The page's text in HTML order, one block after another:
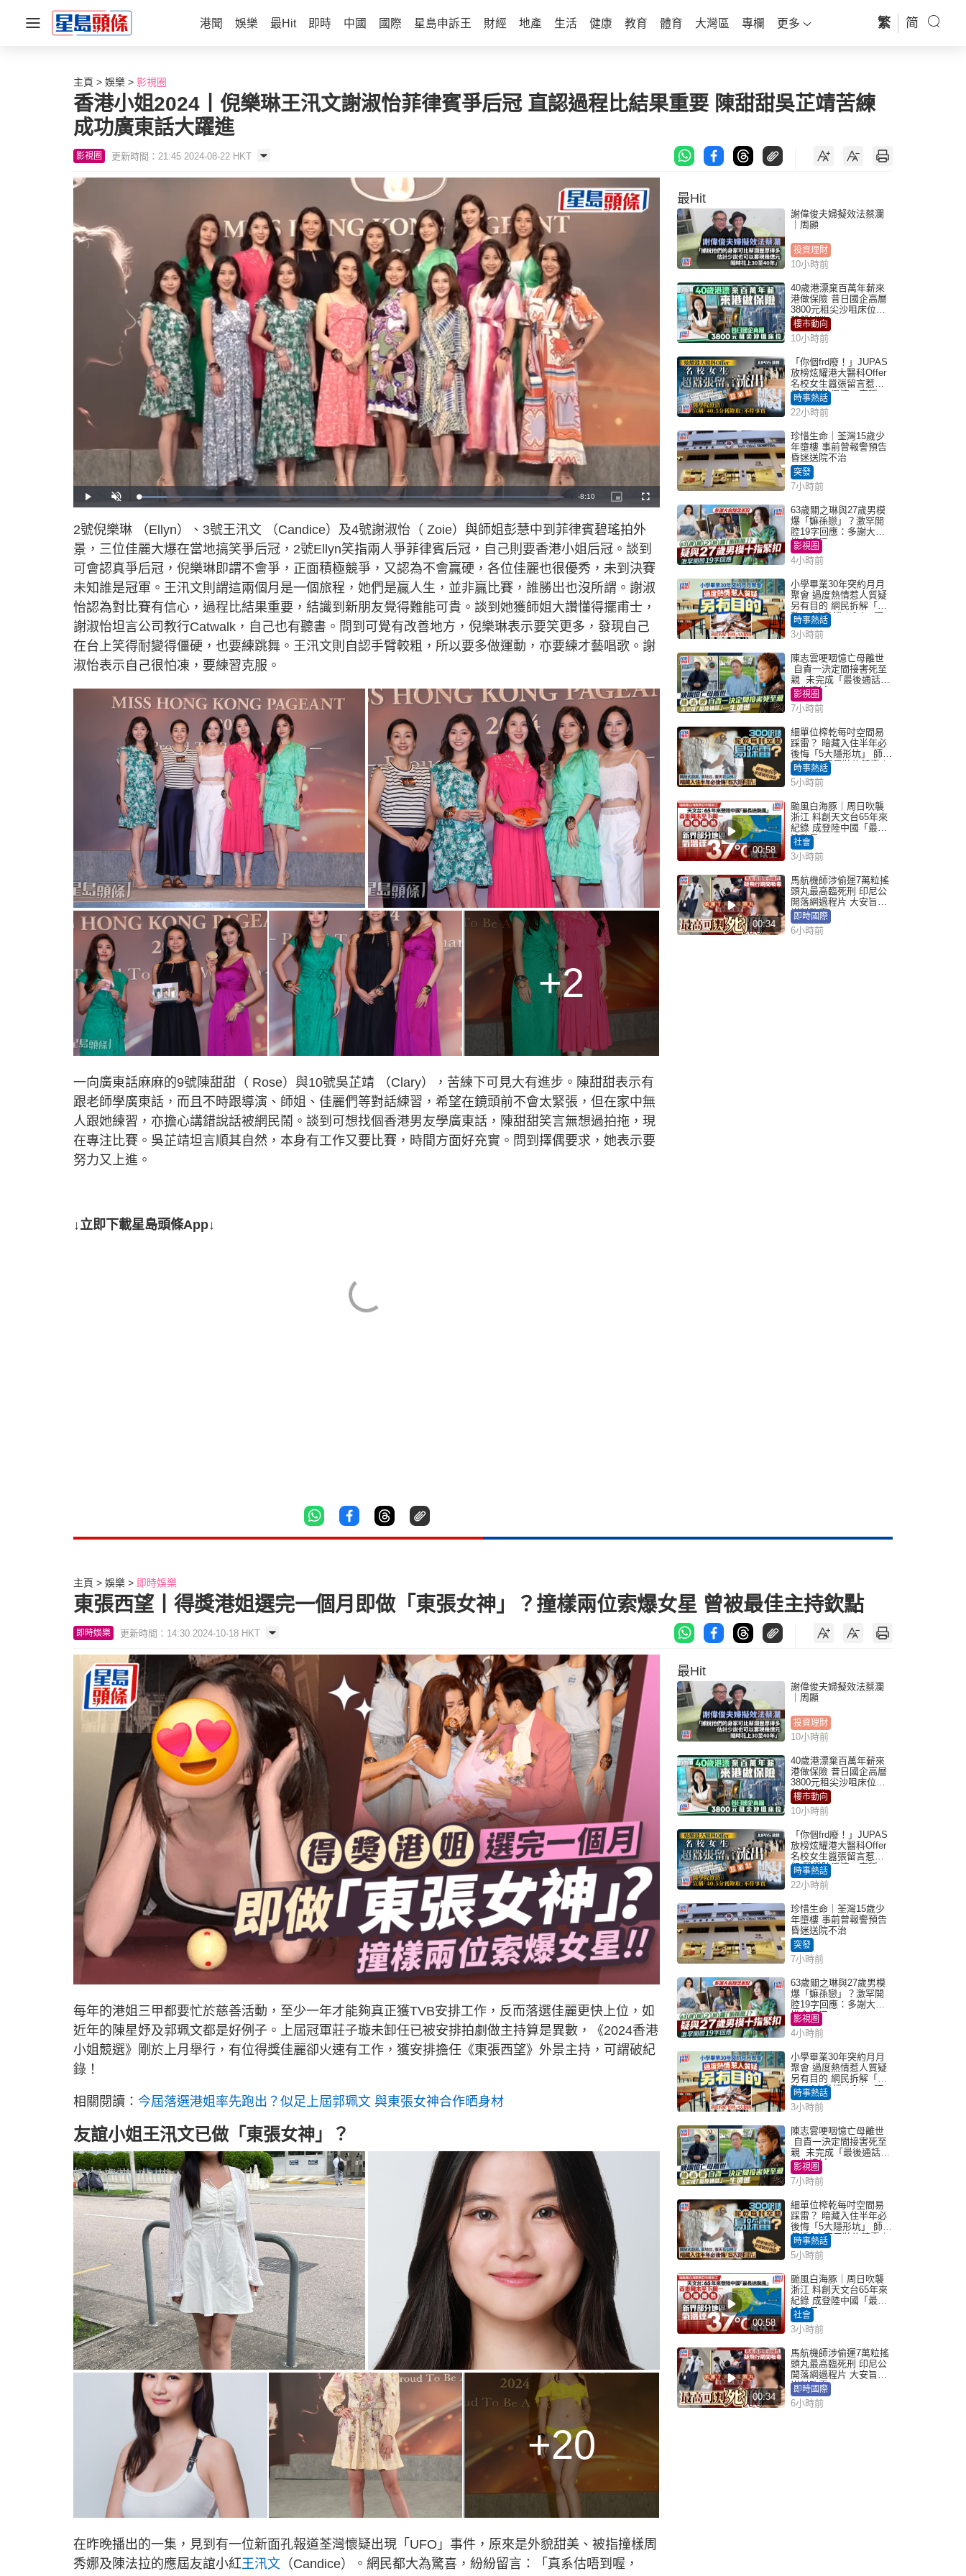
港聞 娛樂 最Hit 即時 中國 國際 星島申訴王 財經 地產 生活 健康 教育 體育 大灣區 專欄 更多 繁 简
主頁 娛樂 影視圈
香港小姐2024丨倪樂琳王汛文謝淑怡菲律賓爭后冠 直認過程比結果重要 陳甜甜吳芷靖苦練
成功廣東話大躍進
影視圈 更新時間：21:45 2024-08-22 HKT
P
l
y
U
n
u
t
e
L
o
e
d
6
.
8
2
R
a
i
n
i
n
T
i
m
e
-8:10
P
i
u
r
-
n
-
t
u
r
e
F
u
s
r
e
e
n
2號倪樂琳 （Ellyn）、3號王汛文 （Candice）及4號謝淑怡（ Zoie）與師姐彭慧中到菲律賓碧瑤拍外
景，三位佳麗大爆在當地搞笑爭后冠，2號Ellyn笑指兩人爭菲律賓后冠，自己則要香港小姐后冠。談到
可會認真爭后冠，倪樂琳即謂不會爭，正面積極競爭，又認為不會贏硬，各位佳麗也很優秀，未到決賽
未知誰是冠軍。王汛文則謂這兩個月是一個旅程，她們是贏人生，並非贏比賽，誰勝出也沒所謂。謝淑
怡認為對比賽有信心，過程比結果重要，結識到新朋友覺得難能可貴。談到她獲師姐大讚懂得擺甫士，
謝淑怡坦言公司教行Catwalk，自己也有聽書。問到可覺有改善地方，倪樂琳表示要笑更多，發現自己
在台上笑得耐變得僵硬，也要練跳舞。王汛文則自認手臂較粗，所以要多做運動，亦要練才藝唱歌。謝
淑怡表示自己很怕凍，要練習克服。
+2
一向廣東話麻麻的9號陳甜甜（ Rose）與10號吳芷靖 （Clary），苦練下可見大有進步。陳甜甜表示有
跟老師學廣東話，而且不時跟導演、師姐、佳麗們等對話練習，希望在鏡頭前不會太緊張，但在家中無
人跟她練習，亦擔心講錯說話被網民鬧。談到可想找個香港男友學廣東話，陳甜甜笑言無想過拍拖，現
在專注比賽。吳芷靖坦言順其自然，本身有工作又要比賽，時間方面好充實。問到擇偶要求，她表示要
努力又上進。
↓立即下載星島頭條App↓
最Hit
謝偉俊夫婦擬效法蔡瀾
｜周顯
投資理財
10小時前
40歲港漂棄百萬年薪來
港做保險 昔日國企高層
3800元租尖沙咀床位｜
租盤Million
樓市動向
10小時前
「你個frd廢！」JUPAS
放榜炫耀港大醫科Offer
名校女生囂張留言惹眾
怒 醫學院澄清：宣稱
「40.5分獲錄取」不符事
實｜Juicy叮
時事熱話
22小時前
珍惜生命｜荃灣15歲少
年墮樓 事前曾報警預告
昏迷送院不治
突發
7小時前
63歲關之琳與27歲男模
爆「嫲孫戀」？激罕開
腔19字回應：多謝大家
掛念近況
影視圈
4小時前
小學畢業30年突約月月
聚會 過度熱情惹人質疑
另有目的 網民拆解「扮
熟」4大動機｜Juicy叮
時事熱話
3小時前
陳志雲哽咽憶亡母離世
自責一決定間接害死至
親 未完成「最後通話」
一生遺憾
影視圈
7小時前
細單位榨乾每吋空間易
踩雷？ 暗藏入住半年必
後悔「5大隱形坑」 師傅
傳授6字家居裝修錦囊｜
Juicy叮
時事熱話
5小時前
00:58
颱風白海豚｜周日吹襲
浙江 料創天文台65年來
紀錄 成登陸中國「最長
途颱風」
社會
3小時前
00:34
馬航機師涉偷運7萬粒搖
頭丸最高臨死刑 印尼公
開落網過程片 大安旨意
豈料敗露
即時國際
6小時前
主頁 娛樂 即時娛樂
東張西望丨得獎港姐選完一個月即做「東張女神」？撞樣兩位索爆女星 曾被最佳主持欽點
即時娛樂 更新時間：14:30 2024-10-18 HKT
每年的港姐三甲都要忙於慈善活動，至少一年才能夠真正獲TVB安排工作，反而落選佳麗更快上位，如
近年的陳星妤及郭珮文都是好例子。上屆冠軍莊子璇未卸任已被安排拍劇做主持算是異數，《2024香港
小姐競選》剛於上月舉行，有位得獎佳麗卻火速有工作，獲安排擔任《東張西望》外景主持，可謂破紀
錄！
相關閱讀： 今屆落選港姐率先跑出？似足上屆郭珮文 與東張女神合作晒身材
友誼小姐王汛文已做「東張女神」？
+20
在昨晚播出的一集，見到有一位新面孔報道荃灣懷疑出現「UFO」事件，原來是外貌甜美、被指撞樣周
秀娜及陳法拉的應屆友誼小紅王汛文 （Candice）。網民都大為驚喜，紛紛留言：「真系估唔到喔，
最Hit
謝偉俊夫婦擬效法蔡瀾
｜周顯
投資理財
10小時前
40歲港漂棄百萬年薪來
港做保險 昔日國企高層
3800元租尖沙咀床位｜
租盤Million
樓市動向
10小時前
「你個frd廢！」JUPAS
放榜炫耀港大醫科Offer
名校女生囂張留言惹眾
怒 醫學院澄清：宣稱
「40.5分獲錄取」不符事
實｜Juicy叮
時事熱話
22小時前
珍惜生命｜荃灣15歲少
年墮樓 事前曾報警預告
昏迷送院不治
突發
7小時前
63歲關之琳與27歲男模
爆「嫲孫戀」？激罕開
腔19字回應：多謝大家
掛念近況
影視圈
4小時前
小學畢業30年突約月月
聚會 過度熱情惹人質疑
另有目的 網民拆解「扮
熟」4大動機｜Juicy叮
時事熱話
3小時前
陳志雲哽咽憶亡母離世
自責一決定間接害死至
親 未完成「最後通話」
一生遺憾
影視圈
7小時前
細單位榨乾每吋空間易
踩雷？ 暗藏入住半年必
後悔「5大隱形坑」 師傅
傳授6字家居裝修錦囊｜
Juicy叮
時事熱話
5小時前
00:58
颱風白海豚｜周日吹襲
浙江 料創天文台65年來
紀錄 成登陸中國「最長
途颱風」
社會
3小時前
00:34
馬航機師涉偷運7萬粒搖
頭丸最高臨死刑 印尼公
開落網過程片 大安旨意
豈料敗露
即時國際
6小時前